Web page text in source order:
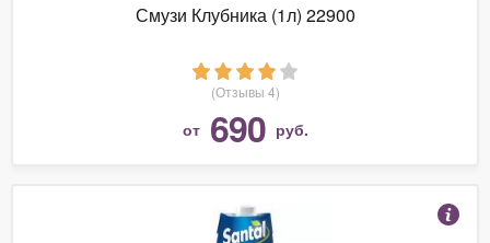
Смузи Клубника (1л) 22900
(Отзывы 4)
от 690 руб.